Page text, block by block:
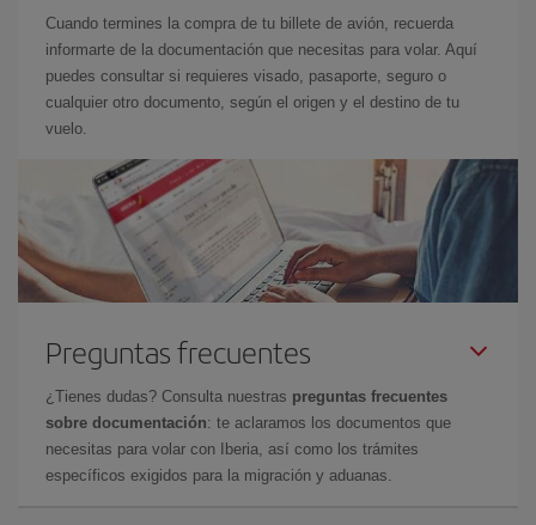
Cuando termines la compra de tu billete de avión, recuerda
informarte de la documentación que necesitas para volar. Aquí
puedes consultar si requieres visado, pasaporte, seguro o
cualquier otro documento, según el origen y el destino de tu
vuelo.
Preguntas frecuentes
¿Tienes dudas? Consulta nuestras preguntas frecuentes
sobre documentación: te aclaramos los documentos que
necesitas para volar con Iberia, así como los trámites
específicos exigidos para la migración y aduanas.